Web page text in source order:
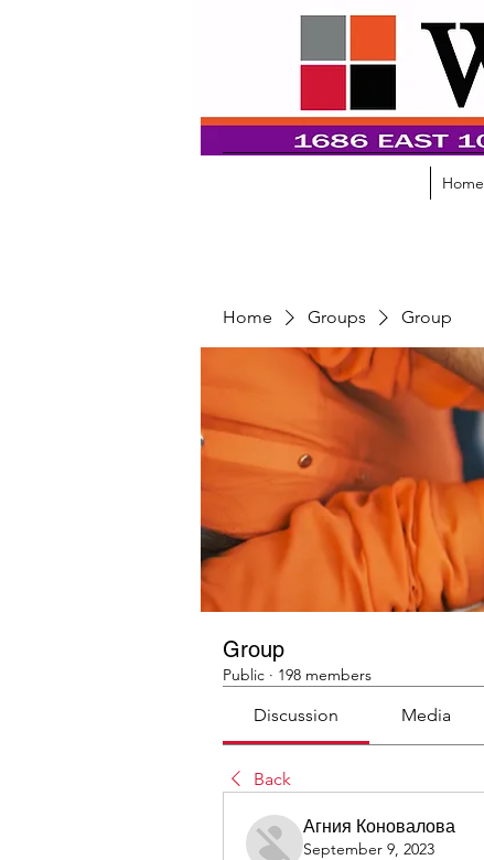
Home
Home Groups Group
Group
Public · 198 members
Discussion Media
Back
Агния Коновалова
September 9, 2023